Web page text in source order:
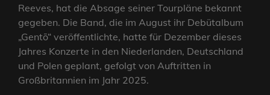
Reeves, hat die Absage seiner Tourpläne bekannt
gegeben. Die Band, die im August ihr Debütalbum
„Gentō“ veröffentlichte, hatte für Dezember dieses
Jahres Konzerte in den Niederlanden, Deutschland
und Polen geplant, gefolgt von Auftritten in
Großbritannien im Jahr 2025.